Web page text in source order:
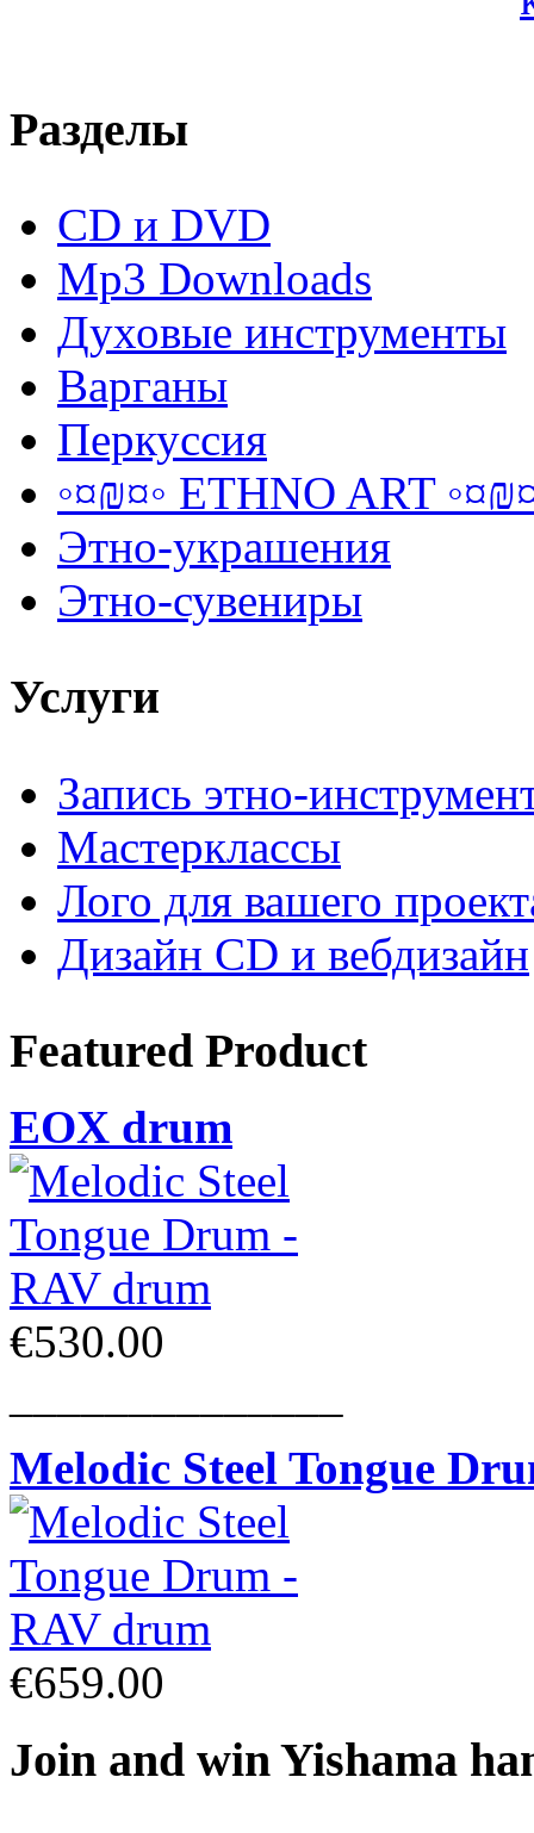
Разделы
CD и DVD
Mp3 Downloads
Духовые инструменты
Варганы
Перкуссия
◦¤₪¤◦ ETHNO ART
Этно-украшения
Этно-сувениры
Услуги
Запись этно-
Мастерклассы
Лого для вашего
Дизайн CD и вебдизайн
Featured Product
EOX drum
€530.00
Melodic Steel Tongue
€659.00
Join and win Yishama